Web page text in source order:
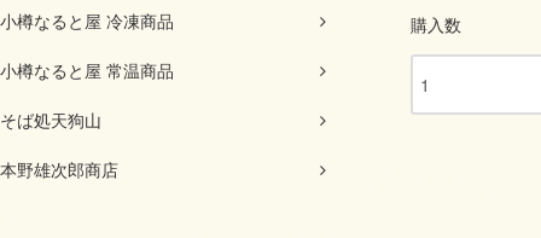
小樽なると屋 冷凍商品
小樽なると屋 常温商品
そば処天狗山
本野雄次郎商店
購入数